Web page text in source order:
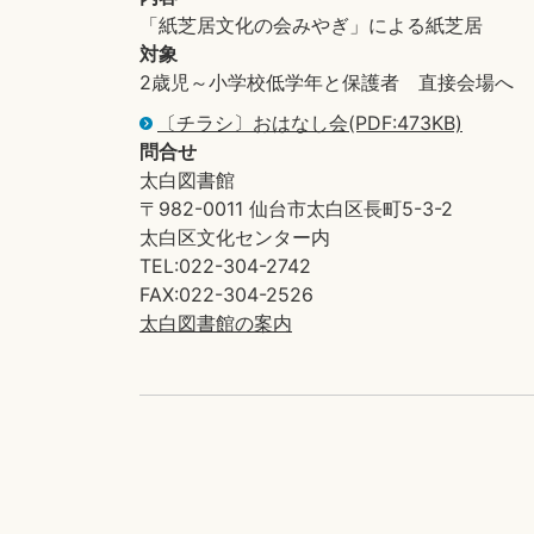
「紙芝居文化の会みやぎ」による紙芝居
対象
2歳児～小学校低学年と保護者 直接会場へ
〔チラシ〕おはなし会(PDF:473KB)
問合せ
太白図書館
〒982-0011 仙台市太白区長町5-3-2
太白区文化センター内
TEL:022-304-2742
FAX:022-304-2526
太白図書館の案内